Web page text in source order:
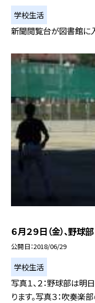
学校生活
新聞閲覧台が図書館に
６月２９日（金）、野
公開日 2018/06/29
学校生活
写真１、２：野球部は明
ります。写真３：吹奏楽